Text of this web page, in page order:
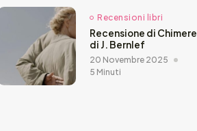
Recensioni libri
Recensione di Chimere
di J. Bernlef
20 Novembre 2025
5 Minuti